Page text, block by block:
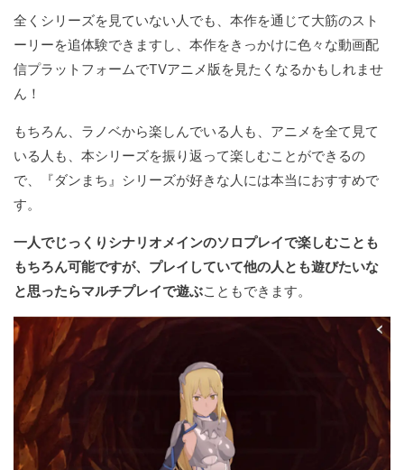
全くシリーズを見ていない人でも、本作を通じて大筋のスト
ーリーを追体験できますし、本作をきっかけに色々な動画配
信プラットフォームでTVアニメ版を見たくなるかもしれませ
ん！
もちろん、ラノベから楽しんでいる人も、アニメを全て見て
いる人も、本シリーズを振り返って楽しむことができるの
で、『ダンまち』シリーズが好きな人には本当におすすめで
す。
一人でじっくりシナリオメインのソロプレイで楽しむことも
もちろん可能ですが、プレイしていて他の人とも遊びたいな
と思ったらマルチプレイで遊ぶこともできます。